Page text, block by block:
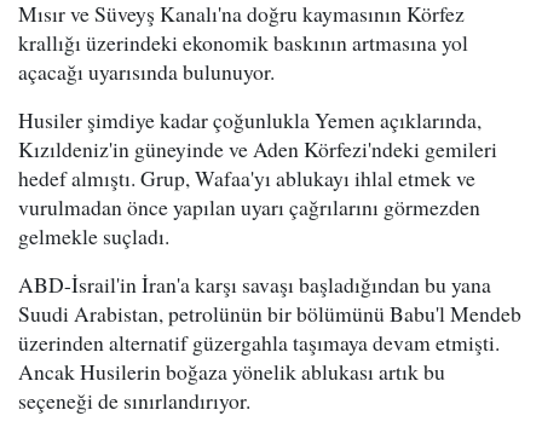
Mısır ve Süveyş Kanalı'na doğru kaymasının Körfez
krallığı üzerindeki ekonomik baskının artmasına yol
açacağı uyarısında bulunuyor.
Husiler şimdiye kadar çoğunlukla Yemen açıklarında,
Kızıldeniz'in güneyinde ve Aden Körfezi'ndeki gemileri
hedef almıştı. Grup, Wafaa'yı ablukayı ihlal etmek ve
vurulmadan önce yapılan uyarı çağrılarını görmezden
gelmekle suçladı.
ABD-İsrail'in İran'a karşı savaşı başladığından bu yana
Suudi Arabistan, petrolünün bir bölümünü Babu'l Mendeb
üzerinden alternatif güzergahla taşımaya devam etmişti.
Ancak Husilerin boğaza yönelik ablukası artık bu
seçeneği de sınırlandırıyor.